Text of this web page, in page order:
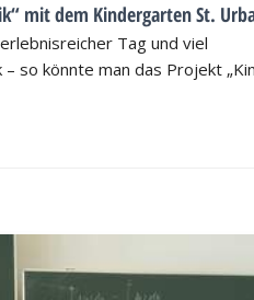
mit dem Kindergarten St.
Tag und viel
so könnte man das Projekt